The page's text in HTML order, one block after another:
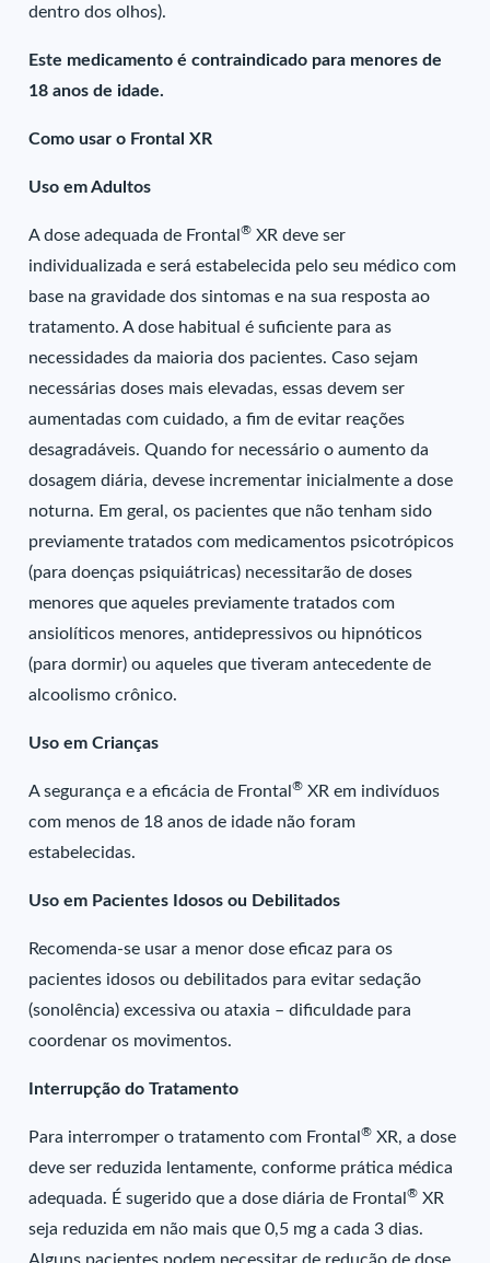
dentro dos olhos).
Este medicamento é contraindicado para menores de
18 anos de idade.
Como usar o Frontal XR
Uso em Adultos
A dose adequada de Frontal® XR deve ser
individualizada e será estabelecida pelo seu médico com
base na gravidade dos sintomas e na sua resposta ao
tratamento. A dose habitual é suficiente para as
necessidades da maioria dos pacientes. Caso sejam
necessárias doses mais elevadas, essas devem ser
aumentadas com cuidado, a fim de evitar reações
desagradáveis. Quando for necessário o aumento da
dosagem diária, devese incrementar inicialmente a dose
noturna. Em geral, os pacientes que não tenham sido
previamente tratados com medicamentos psicotrópicos
(para doenças psiquiátricas) necessitarão de doses
menores que aqueles previamente tratados com
ansiolíticos menores, antidepressivos ou hipnóticos
(para dormir) ou aqueles que tiveram antecedente de
alcoolismo crônico.
Uso em Crianças
A segurança e a eficácia de Frontal® XR em indivíduos
com menos de 18 anos de idade não foram
estabelecidas.
Uso em Pacientes Idosos ou Debilitados
Recomenda-se usar a menor dose eficaz para os
pacientes idosos ou debilitados para evitar sedação
(sonolência) excessiva ou ataxia – dificuldade para
coordenar os movimentos.
Interrupção do Tratamento
Para interromper o tratamento com Frontal® XR, a dose
deve ser reduzida lentamente, conforme prática médica
adequada. É sugerido que a dose diária de Frontal® XR
seja reduzida em não mais que 0,5 mg a cada 3 dias.